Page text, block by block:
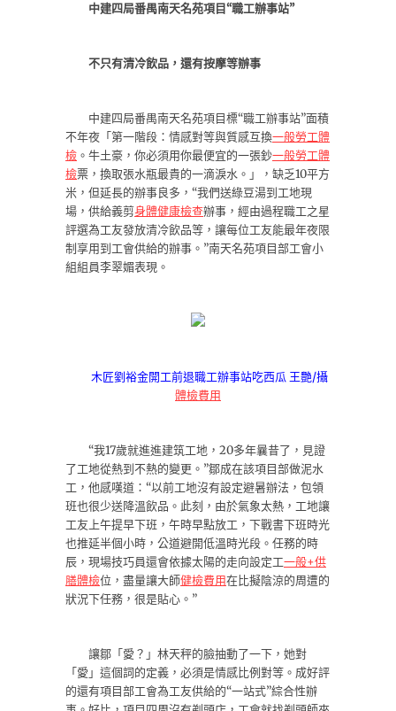
中建四局番禺南天名苑項目“職工辦事站”
不只有清冷飲品，還有按摩等辦事
中建四局番禺南天名苑項目標“職工辦事站”面積
不年夜「第一階段：情感對等與質感互換一般勞工體
檢 。牛土豪，你必須用你最便宜的一張鈔一般勞工體
檢票，換取張水瓶最貴的一滴淚水。」，缺乏10平方
米，但延長的辦事良多，“我們送綠豆湯到工地現
場，供給義剪身體健康檢查辦事，經由過程職工之星
評選為工友發放清冷飲品等，讓每位工友能最年夜限
制享用到工會供給的辦事。”南天名苑項目部工會小
組組員李翠媚表現。
木匠劉裕金開工前退職工辦事站吃西瓜 王艷/攝
體檢費用
“我17歲就進進建筑工地，20多年曩昔了，見證
了工地從熱到不熱的變更。”鄒成在該項目部做泥水
工，他感嘆道：“以前工地沒有設定避暑辦法，包領
班也很少送降溫飲品。此刻，由於氣象太熱，工地讓
工友上午提早下班，午時早點放工，下戰書下班時光
也推延半個小時，公道避開低溫時光段。任務的時
辰，現場技巧員還會依據太陽的走向設定工一般+供
膳體檢位，盡量讓大師健檢費用在比擬陰涼的周遭的
狀況下任務，很是貼心。”
讓鄒「愛？」林天秤的臉抽動了一下，她對
「愛」這個詞的定義，必須是情感比例對等。成好評
的還有項目部工會為工友供給的“一站式”綜合性辦